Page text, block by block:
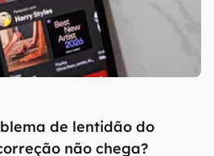
de lentidão do
não chega?